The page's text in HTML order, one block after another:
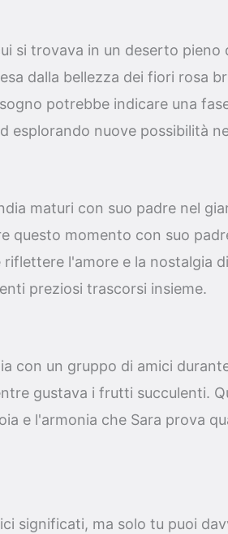
si trovava in un deserto pieno
dalla bellezza dei fiori rosa
potrebbe indicare una
esplorando nuove possibilità
maturi con suo padre nel
questo momento con suo
l'amore e la nostalgia
preziosi trascorsi insieme.
con un gruppo di amici
gustava i frutti succulenti.
e l'armonia che Sara prova
significati, ma solo tu puoi